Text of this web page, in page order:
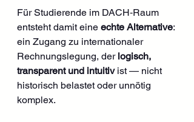
Für Studierende im DACH‑Raum
entsteht damit eine echte Alternative:
ein Zugang zu internationaler
Rechnungslegung, der logisch,
transparent und intuitiv ist — nicht
historisch belastet oder unnötig
komplex.